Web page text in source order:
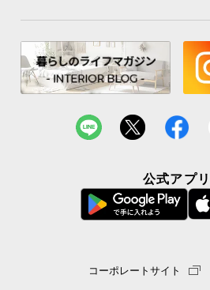
公式アプリ
コーポレートサイト